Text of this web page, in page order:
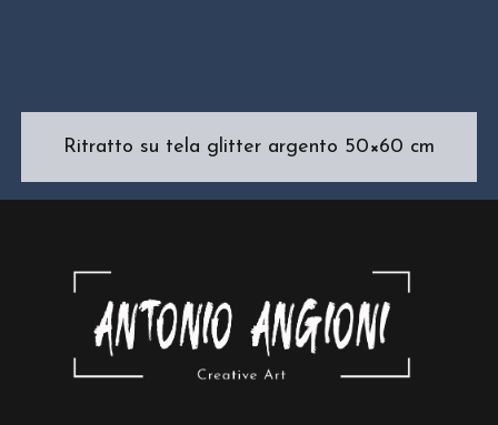
Ritratto su tela glitter argento 50×60 cm